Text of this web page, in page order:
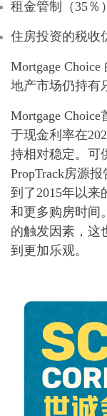
租金管制（35％）
住房投资的税收
Mortgage
地产市场仍持有
Mortgage
于现金利率在
持相对稳定。可
PropTrack房源
到了2015年以来
和更多购房时间
的触发因素，这
到更加乐观。